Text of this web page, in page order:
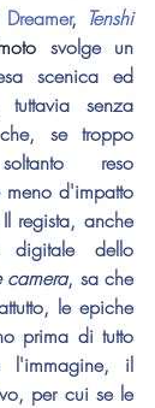
, Tenshi
svolge un
scenica ed
senza
se troppo
reso
meno d'impatto
regista, anche
digitale dello
camera, sa che
le epiche
prima di tutto
l'immagine, il
per cui se le